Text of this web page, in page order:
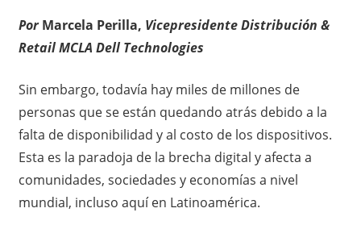
PorMarcela Perilla, Vicepresidente Distribución &
Retail MCLA Dell Technologies
Sin embargo, todavía hay miles de millones de
personas que se están quedando atrás debido a la
falta de disponibilidad y al costo de los dispositivos.
Esta es la paradoja de la brecha digital y afecta a
comunidades, sociedades y economías a nivel
mundial, incluso aquí en Latinoamérica.